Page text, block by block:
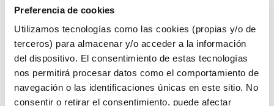
Preferencia de cookies
Utilizamos tecnologías como las cookies (propias y/o de
terceros) para almacenar y/o acceder a la información
del dispositivo. El consentimiento de estas tecnologías
nos permitirá procesar datos como el comportamiento de
navegación o las identificaciones únicas en este sitio. No
consentir o retirar el consentimiento, puede afectar
48,80 € - 20 %
38,95 €